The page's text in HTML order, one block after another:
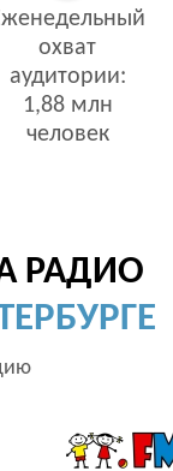
охват
аудитории:
1,88 млн
человек
РАДИО